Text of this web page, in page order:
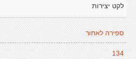
לקט יצירות
ספירה לאחור
134